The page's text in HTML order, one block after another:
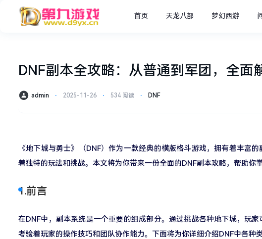
首页 天龙八部 梦幻西游
DNF副本全攻略：从普通到军团，全面
admin ⋅ 2025-11-26 ⋅ 534 阅读 ⋅ DNF
《地下城与勇士》（DNF）作为一款经典的横版格斗游戏，拥有着丰富
着独特的玩法和挑战。本文将为你带来一份全面的DNF副本攻略，帮助你
1.前言
在DNF中，副本系统是一个重要的组成部分。通过挑战各种地下城，玩
考验着玩家的操作技巧和团队协作能力。下面将为你详细介绍DNF中各种